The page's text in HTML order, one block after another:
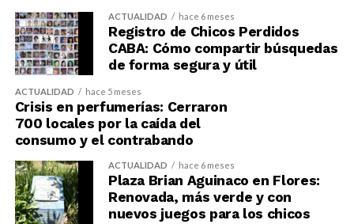
ACTUALIDAD hace 6 meses
Registro de Chicos Perdidos
CABA: Cómo compartir búsquedas
de forma segura y útil
ACTUALIDAD hace 5 meses
Crisis en perfumerías: Cerraron
700 locales por la caída del
consumo y el contrabando
ACTUALIDAD hace 6 meses
Plaza Brian Aguinaco en Flores:
Renovada, más verde y con
nuevos juegos para los chicos